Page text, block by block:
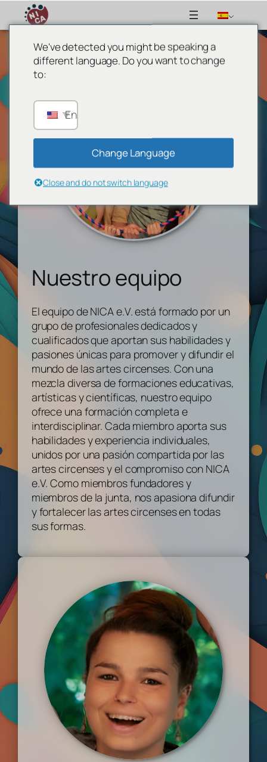
contenido
Nuestro equipo
El equipo de NICA e.V. está formado por un
grupo de profesionales dedicados y
cualificados que aportan sus habilidades y
pasiones únicas para promover y difundir el
mundo de las artes circenses. Con una
mezcla diversa de formaciones educativas,
artísticas y científicas, nuestro equipo
ofrece una formación completa e
interdisciplinar. Cada miembro aporta sus
habilidades y experiencia individuales,
unidos por una pasión compartida por las
artes circenses y el compromiso con NICA
e.V. Como miembros fundadores y
miembros de la junta, nos apasiona difundir
y fortalecer las artes circenses en todas
sus formas.
We've detected you might be speaking a
different language. Do you want to change
to:
English
Change Language
Close and do not switch language